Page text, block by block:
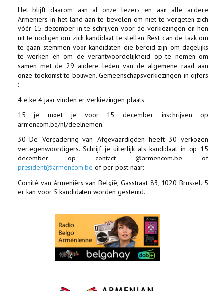
Het blijft daarom aan al onze lezers en aan alle andere
Armeniërs in het land aan te bevelen om niet te vergeten zich
vóór 15 december in te schrijven voor de verkiezingen en hen
uit te nodigen om zich kandidaat te stellen. Rest dan de taak om
te gaan stemmen voor kandidaten die bereid zijn om dagelijks
te werken en om de verantwoordelijkheid op te nemen om
samen met de 29 andere leden van de algemene raad aan
onze toekomst te bouwen. Gemeenschapsverkiezingen in cijfers
:
4 elke 4 jaar vinden er verkiezingen plaats.
15 je moet je voor 15 december inschrijven op
armencom.be/nl/deelnemen.
30 De Vergadering van Afgevaardigden heeft 30 verkozen
vertegenwoordigers. Schrijf je uiterlijk als kandidaat in op 15
december op contact @armencom.be of
president@armencom.be of per post naar:
Comité van Armeniërs van België, Gasstraat 83, 1020 Brussel. 5
er kan voor 5 kandidaten worden gestemd.